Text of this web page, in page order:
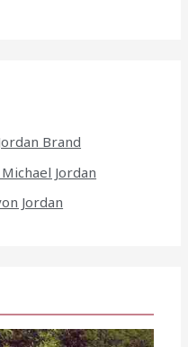
Brand
Jordan
Jordan